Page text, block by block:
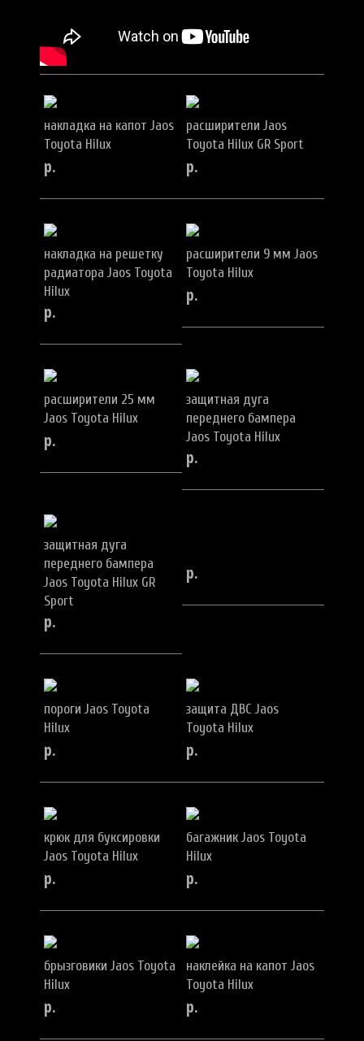
накладка на капот Jaos
Toyota Hilux
р.
расширители Jaos
Toyota Hilux GR Sport
р.
накладка на решетку
радиатора Jaos Toyota
Hilux
р.
расширители 9 мм Jaos
Toyota Hilux
р.
расширители 25 мм
Jaos Toyota Hilux
р.
защитная дуга
переднего бампера
Jaos Toyota Hilux
р.
защитная дуга
переднего бампера
Jaos Toyota Hilux GR
Sport
р.
р.
пороги Jaos Toyota
Hilux
р.
защита ДВС Jaos
Toyota Hilux
р.
крюк для буксировки
Jaos Toyota Hilux
р.
багажник Jaos Toyota
Hilux
р.
брызговики Jaos Toyota
Hilux
р.
наклейка на капот Jaos
Toyota Hilux
р.